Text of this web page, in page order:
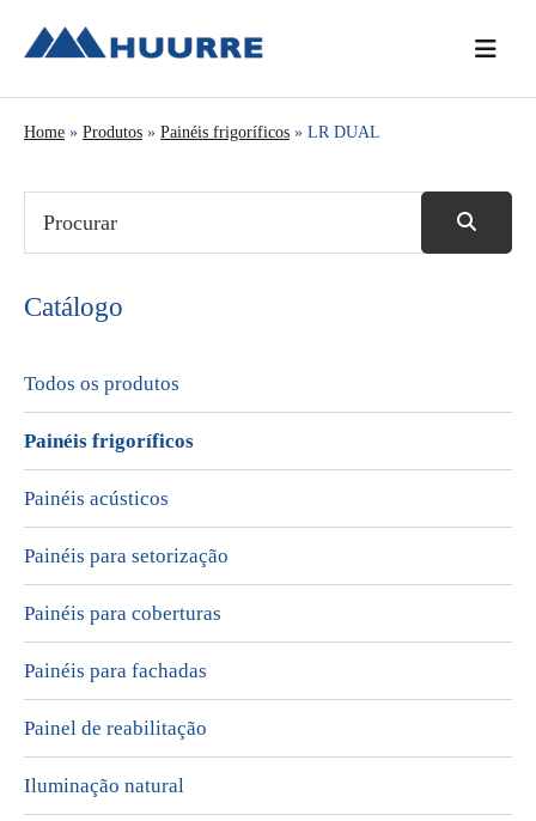
para
menu
content
para
barra
principal
Home » Produtos » Painéis frigoríficos » LR DUAL
Catálogo
Todos os produtos
Painéis frigoríficos
Painéis acústicos
Painéis para setorização
Painéis para coberturas
Painéis para fachadas
Painel de reabilitação
Iluminação natural